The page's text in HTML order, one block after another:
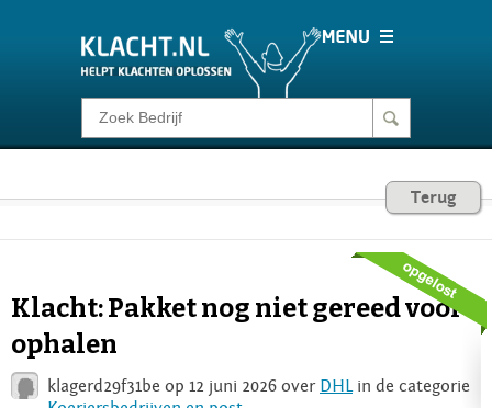
Klacht melden
Consumentenrecht
Login
Terug
Klacht: Pakket nog niet gereed voor
ophalen
klagerd29f31be op 12 juni 2026 over DHL in de categorie